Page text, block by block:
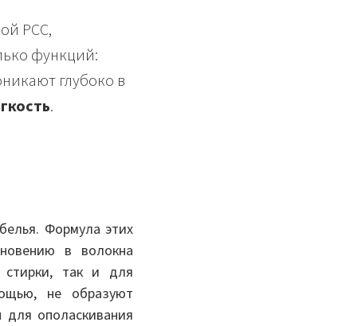
PCC,
функций:
глубоко в
.
Формула этих
в волокна
стирки, так и для
не образуют
ополаскивания